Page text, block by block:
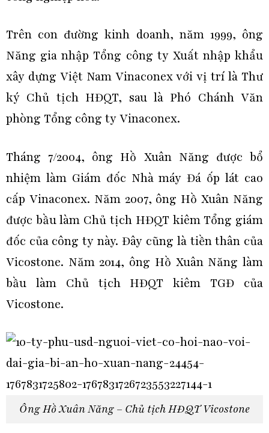
Trên con đường kinh doanh, năm 1999, ông
Năng gia nhập Tổng công ty Xuất nhập khẩu
xây dựng Việt Nam Vinaconex với vị trí là Thư
ký Chủ tịch HĐQT, sau là Phó Chánh Văn
phòng Tổng công ty Vinaconex.
Tháng 7/2004, ông Hồ Xuân Năng được bổ
nhiệm làm Giám đốc Nhà máy Đá ốp lát cao
cấp Vinaconex. Năm 2007, ông Hồ Xuân Năng
được bầu làm Chủ tịch HĐQT kiêm Tổng giám
đốc của công ty này. Đây cũng là tiền thân của
Vicostone. Năm 2014, ông Hồ Xuân Năng làm
bầu làm Chủ tịch HĐQT kiêm TGĐ của
Vicostone.
Ông Hồ Xuân Năng – Chủ tịch HĐQT Vicostone